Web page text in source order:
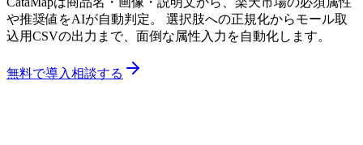
や推奨値をAIが自動判定。 選択肢への正規化からモール取
込用CSVの出力まで、面倒な属性入力を自動化します。
無料で導入相談する